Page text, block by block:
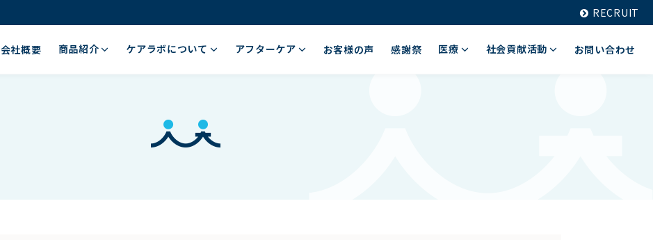
RECRUIT
会社概要 商品紹介 ケアラボについて アフターケア お客様の声 感謝祭 医療 社会貢献活動 お問い合わせ